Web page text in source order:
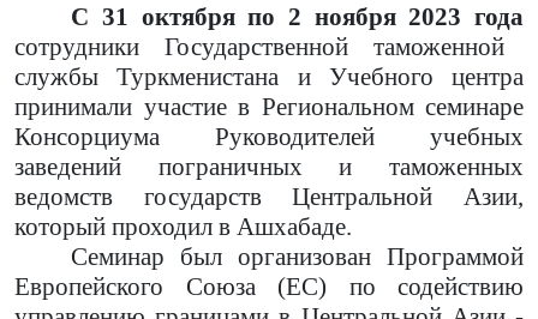
С 31 октября по 2 ноября 2023 года
сотрудники Государственной таможенной
службы Туркменистана и Учебного центра
принимали участие в Региональном семинаре
Консорциума Руководителей учебных
заведений пограничных и таможенных
ведомств государств Центральной Азии,
который проходил в Ашхабаде.
Семинар был организован Программой
Европейского Союза (ЕС) по содействию